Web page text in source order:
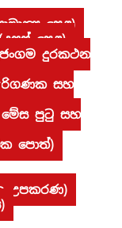
පෙළ)
පෙළ)
දුරකථන
සහ
පුටු සහ
පොත්)
උපකරණ)